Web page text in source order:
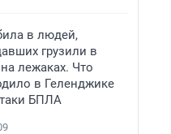
в людей,
грузили в
лежаках. Что
в Геленджике
БПЛА